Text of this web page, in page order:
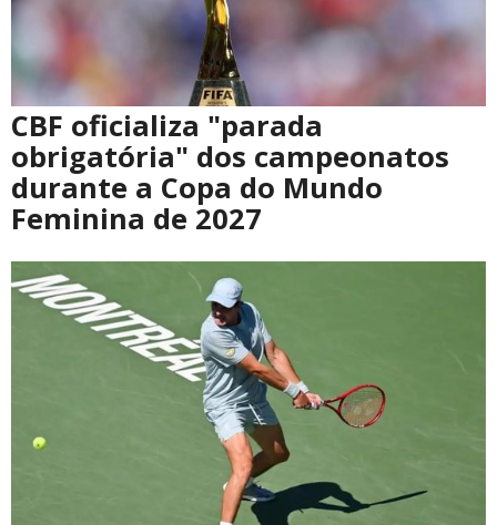
CBF oficializa "parada
obrigatória" dos campeonatos
durante a Copa do Mundo
Feminina de 2027